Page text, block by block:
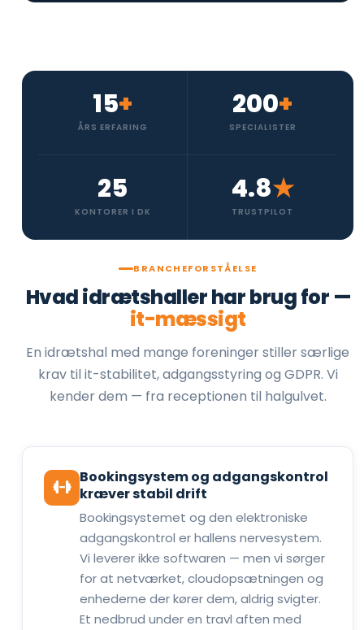
15+
ÅRS ERFARING
200+
SPECIALISTER
25
KONTORER I DK
4.8★
TRUSTPILOT
BRANCHEFORSTÅELSE
Hvad idrætshaller har brug for —
it-mæssigt
En idrætshal med mange foreninger stiller særlige
krav til it-stabilitet, adgangsstyring og GDPR. Vi
kender dem — fra receptionen til halgulvet.
Bookingsystem og adgangskontrol
kræver stabil drift
Bookingsystemet og den elektroniske
adgangskontrol er hallens nervesystem.
Vi leverer ikke softwaren — men vi sørger
for at netværket, cloudopsætningen og
enhederne der kører dem, aldrig svigter.
Et nedbrud under en travl aften med